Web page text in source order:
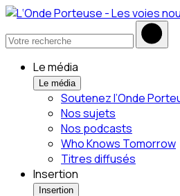
Le média
Le média
Soutenez l’Onde
Nos sujets
Nos podcasts
Who Knows Tomorrow
Titres diffusés
Insertion
Insertion